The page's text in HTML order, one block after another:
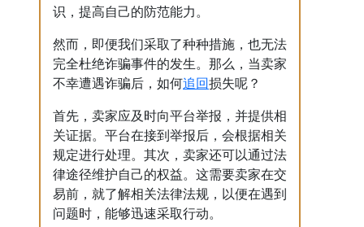
识，提高自己的防范能力。
然而，即便我们采取了种种措施，也无法
完全杜绝诈骗事件的发生。那么，当卖家
不幸遭遇诈骗后，如何追回损失呢？
首先，卖家应及时向平台举报，并提供相
关证据。平台在接到举报后，会根据相关
规定进行处理。其次，卖家还可以通过法
律途径维护自己的权益。这需要卖家在交
易前，就了解相关法律法规，以便在遇到
问题时，能够迅速采取行动。